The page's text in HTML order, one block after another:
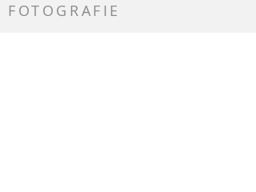
FOTOGRAFIE